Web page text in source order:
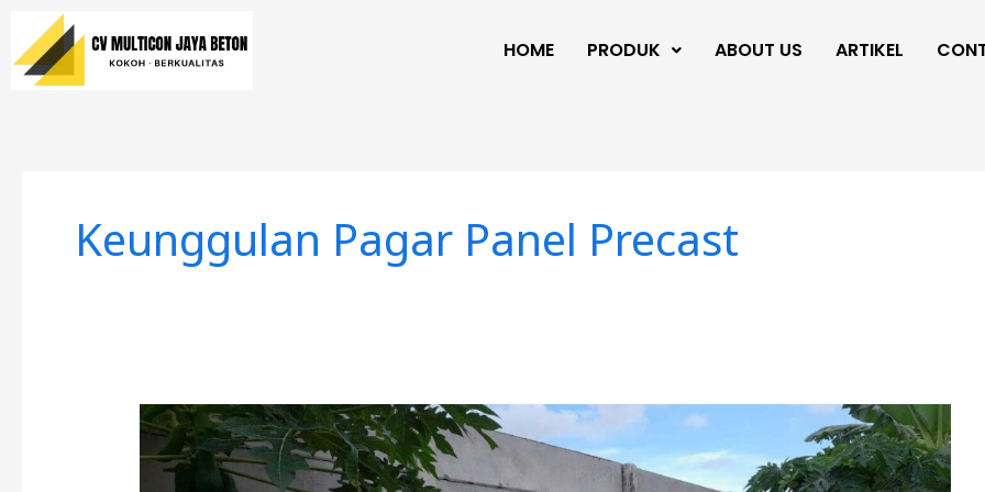
konten
HOME PRODUK ABOUT US ARTIKEL
Keunggulan Pagar Panel Precast
Pagar
Panel
Precast